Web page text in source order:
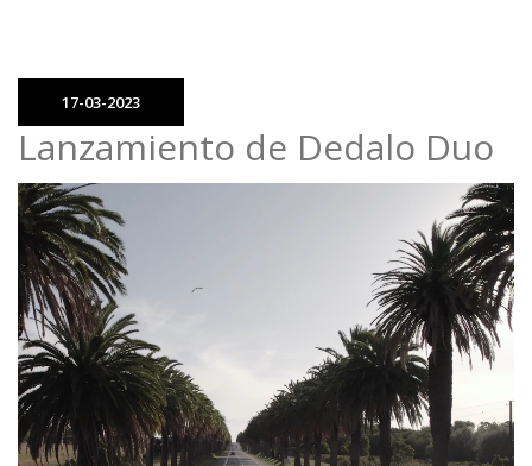
17-03-2023
Lanzamiento de Dedalo Duo